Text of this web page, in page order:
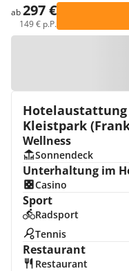
ab297 €
149 € p.P.
Kleistpark
Wellness
Sonnendeck
Unterhaltung im
Casino
Sport
Radsport
Tennis
Restaurant
Restaurant